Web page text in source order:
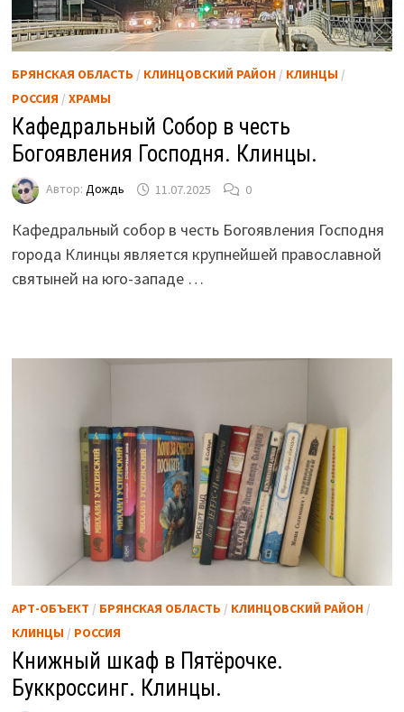
БРЯНСКАЯ ОБЛАСТЬ / КЛИНЦОВСКИЙ РАЙОН/ КЛИНЦЫ /
РОССИЯ / ХРАМЫ
Кафедральный Собор в честь
Богоявления Господня. Клинцы.
Автор: Дождь 11.07.2025 0
Кафедральный собор в честь Богоявления Господня
города Клинцы является крупнейшей православной
святыней на юго-западе …
АРТ-ОБЪЕКТ / БРЯНСКАЯ ОБЛАСТЬ / КЛИНЦОВСКИЙ РАЙОН/
КЛИНЦЫ / РОССИЯ
Книжный шкаф в Пятёрочке.
Буккроссинг. Клинцы.